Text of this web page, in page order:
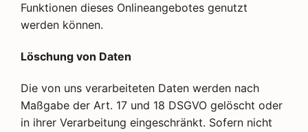
Funktionen dieses Onlineangebotes genutzt
werden können.
Löschung von Daten
Die von uns verarbeiteten Daten werden nach
Maßgabe der Art. 17 und 18 DSGVO gelöscht oder
in ihrer Verarbeitung eingeschränkt. Sofern nicht